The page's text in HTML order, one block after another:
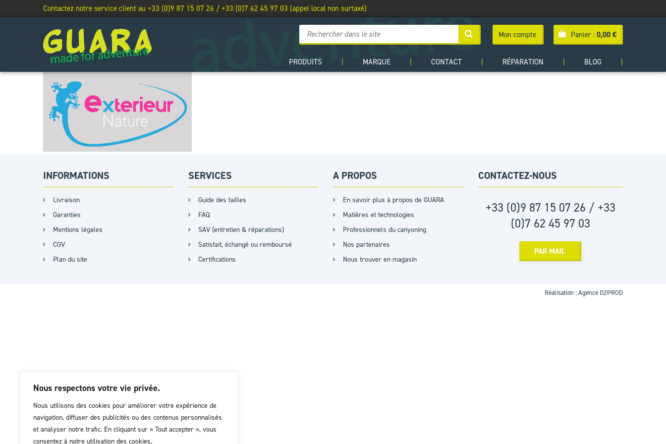
Nous respectons votre vie privée.
Nous utilisons des cookies pour améliorer votre expérience de
navigation, diffuser des publicités ou des contenus personnalisés
et analyser notre trafic. En cliquant sur « Tout accepter », vous
consentez à notre utilisation des cookies.
Contactez notre service client au +33 (0)9 87 15 07 26 / +33 (0)7 62 45 97 03 (appel local non surtaxé)
Panier : 0,00 €
Mon compte
PRODUITS MARQUE CONTACT RÉPARATION BLOG
INFORMATIONS
Livraison
Garanties
Mentions légales
CGV
Plan du site
SERVICES
Guide des tailles
FAQ
SAV (entretien & réparations)
Satisfait, échangé ou remboursé
Certifications
A PROPOS
En savoir plus à propos de GUARA
Matières et technologies
Professionnels du canyoning
Nos partenaires
Nous trouver en magasin
CONTACTEZ-NOUS
+33 (0)9 87 15 07 26 / +33
(0)7 62 45 97 03
PAR MAIL
Réalisation : Agence D2PROD